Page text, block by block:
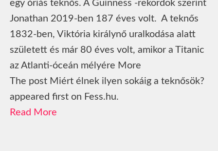
egy óriás teknős. A Guinness -rekordok szerint
Jonathan 2019-ben 187 éves volt. A teknős
1832-ben, Viktória királynő uralkodása alatt
született és már 80 éves volt, amikor a Titanic
az Atlanti-óceán mélyére More
The post Miért élnek ilyen sokáig a teknősök?
appeared first on Fess.hu.
Read More